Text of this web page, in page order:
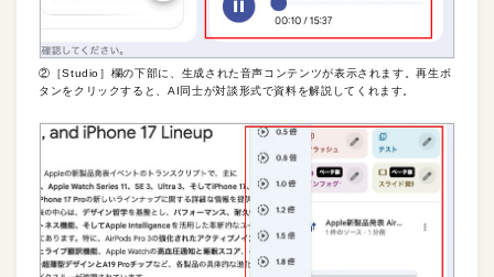
②［Studio］欄の下部に、生成された音声コンテンツが表示されます。再生ボ
タンをクリックすると、AI同士が対談形式で資料を解説してくれます。